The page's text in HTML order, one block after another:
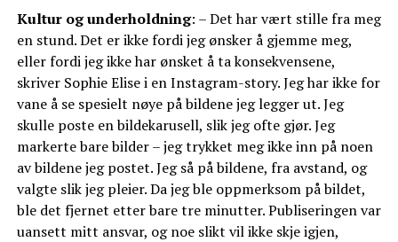
Kultur og underholdning: – Det har vært stille fra meg
en stund. Det er ikke fordi jeg ønsker å gjemme meg,
eller fordi jeg ikke har ønsket å ta konsekvensene,
skriver Sophie Elise i en Instagram-story. Jeg har ikke for
vane å se spesielt nøye på bildene jeg legger ut. Jeg
skulle poste en bildekarusell, slik jeg ofte gjør. Jeg
markerte bare bilder – jeg trykket meg ikke inn på noen
av bildene jeg postet. Jeg så på bildene, fra avstand, og
valgte slik jeg pleier. Da jeg ble oppmerksom på bildet,
ble det fjernet etter bare tre minutter. Publiseringen var
uansett mitt ansvar, og noe slikt vil ikke skje igjen,